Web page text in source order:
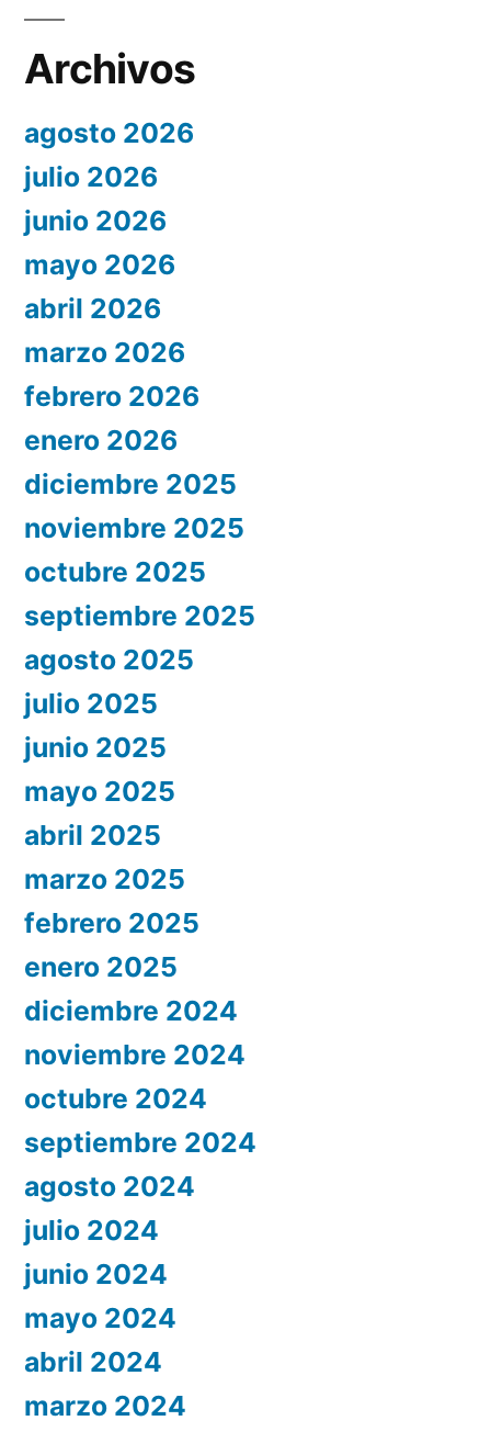
Archivos
agosto 2026
julio 2026
junio 2026
mayo 2026
abril 2026
marzo 2026
febrero 2026
enero 2026
diciembre 2025
noviembre 2025
octubre 2025
septiembre 2025
agosto 2025
julio 2025
junio 2025
mayo 2025
abril 2025
marzo 2025
febrero 2025
enero 2025
diciembre 2024
noviembre 2024
octubre 2024
septiembre 2024
agosto 2024
julio 2024
junio 2024
mayo 2024
abril 2024
marzo 2024